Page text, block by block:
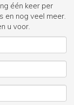
één keer per
nog veel meer.
u voor.